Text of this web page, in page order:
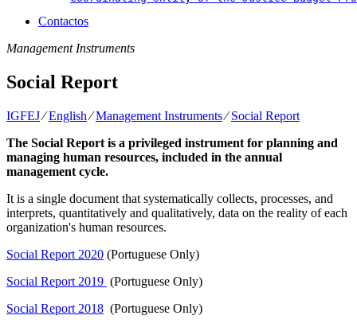
Contactos
Management Instruments
Social Report
IGFEJ⁄English⁄Management Instruments⁄Social Report
The Social Report is a privileged instrument for planning and
managing human resources, included in the annual
management cycle.
It is a single document that systematically collects, processes, and
interprets, quantitatively and qualitatively, data on the reality of each
organization's human resources.
Social Report 2020 (Portuguese Only)
Social Report 2019 (Portuguese Only)
Social Report 2018 (Portuguese Only)